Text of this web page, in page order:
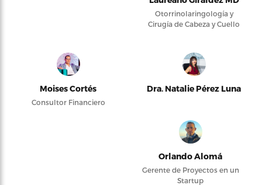
Otorrinolaringología y
Cirugía de Cabeza y Cuello
Moises Cortés
Consultor Financiero
Dra. Natalie Pérez Luna
Orlando Alomá
Gerente de Proyectos en un
Startup